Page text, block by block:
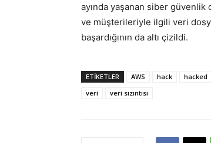
ayında yaşanan siber güvenlik
ve müşterileriyle ilgili veri
başardığının da altı çizildi.
ETİKETLER AWS hack hacked
veri
veri sızıntısı